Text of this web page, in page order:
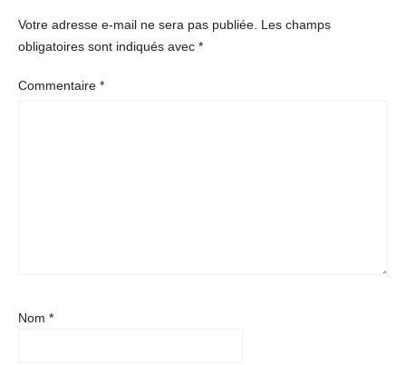
Votre adresse e-mail ne sera pas publiée. Les champs
obligatoires sont indiqués avec *
Commentaire *
Nom *